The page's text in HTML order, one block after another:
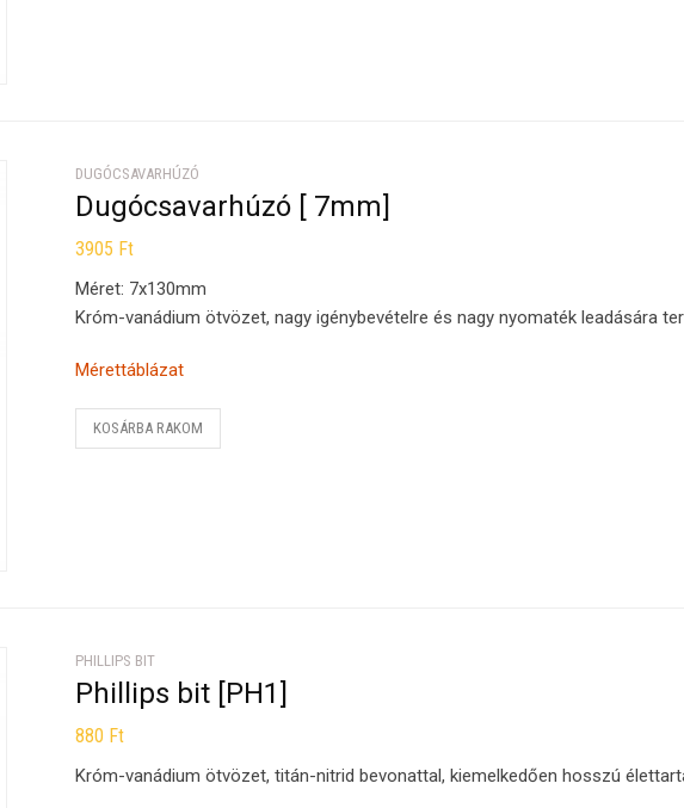
DUGÓCSAVARHÚZÓ
Dugócsavarhúzó [ 7mm]
3905 Ft
Méret: 7x130mm
Króm-vanádium ötvözet, nagy igénybevételre és nagy nyomaték leadására
Mérettáblázat
KOSÁRBA RAKOM
PHILLIPS BIT
Phillips bit [PH1]
880 Ft
Króm-vanádium ötvözet, titán-nitrid bevonattal, kiemelkedően hosszú